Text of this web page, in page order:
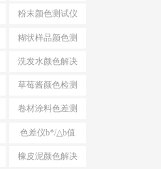
差仪
粉末颜色测试仪
选择
糊状样品颜色测
量
洗发水颜色解决
方案
草莓酱颜色检测
仪
卷材涂料色差测
试
色差仪b*/△b值
橡皮泥颜色解决